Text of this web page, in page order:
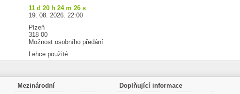
11 d 20 h 24 m 26 s
19. 08. 2026. 22:00
Plzeň
318 00
Možnost osobního předání
Lehce použité
Mezinárodní
Doplňující informace